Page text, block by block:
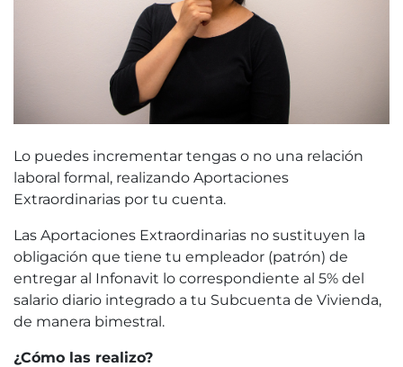
Lo puedes incrementar tengas o no una relación
laboral formal, realizando Aportaciones
Extraordinarias por tu cuenta.
Las Aportaciones Extraordinarias no sustituyen la
obligación que tiene tu empleador (patrón) de
entregar al Infonavit lo correspondiente al 5% del
salario diario integrado a tu Subcuenta de Vivienda,
de manera bimestral.
¿Cómo las realizo?